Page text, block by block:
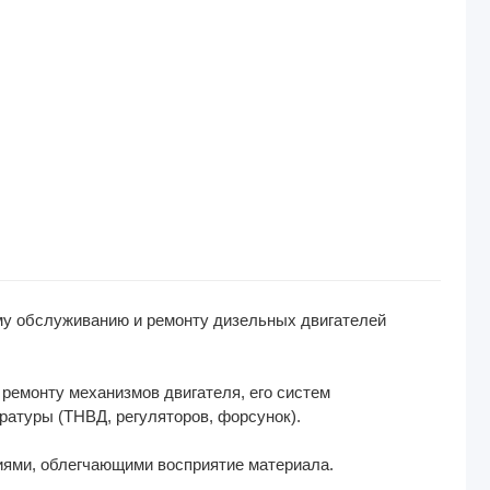
обслуживанию и ремонту дизельных двигателей
механизмов двигателя, его систем
(ТНВД, регуляторов, форсунок).
облегчающими восприятие материала.